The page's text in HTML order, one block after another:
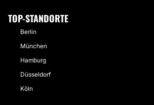
TOP-STANDORTE
Berlin
München
Hamburg
Düsseldorf
Köln